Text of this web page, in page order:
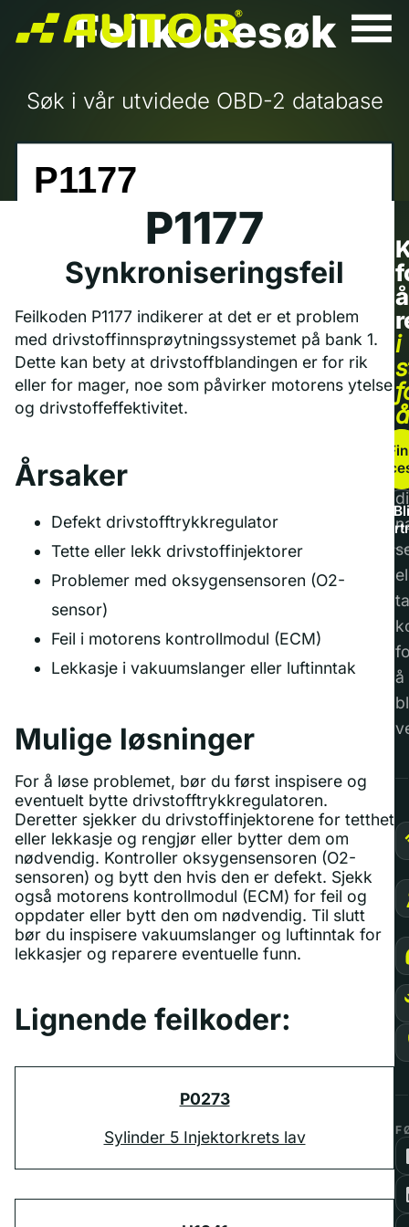
Feilkodesøk
Søk i vår utvidede OBD-2 database
P1177
Synkroniseringsfeil
Feilkoden P1177 indikerer at det er et problem
med drivstoffinnsprøytningssystemet på bank 1.
Dette kan bety at drivstoffblandingen er for rik
eller for mager, noe som påvirker motorens ytelse
og drivstoffeffektivitet.
Årsaker
Defekt drivstofftrykkregulator
Tette eller lekk drivstoffinjektorer
Problemer med oksygensensoren (O2-
sensor)
Feil i motorens kontrollmodul (ECM)
Lekkasje i vakuumslanger eller luftinntak
Mulige løsninger
For å løse problemet, bør du først inspisere og
eventuelt bytte drivstofftrykkregulatoren.
Deretter sjekker du drivstoffinjektorene for tetthet
eller lekkasje og rengjør eller bytter dem om
nødvendig. Kontroller oksygensensoren (O2-
sensoren) og bytt den hvis den er defekt. Sjekk
også motorens kontrollmodul (ECM) for feil og
oppdater eller bytt den om nødvendig. Til slutt
bør du inspisere vakuumslanger og luftinntak for
lekkasjer og reparere eventuelle funn.
Lignende feilkoder:
P0273
Sylinder 5 Injektorkrets lav
å
i
å
ta
å
Bli